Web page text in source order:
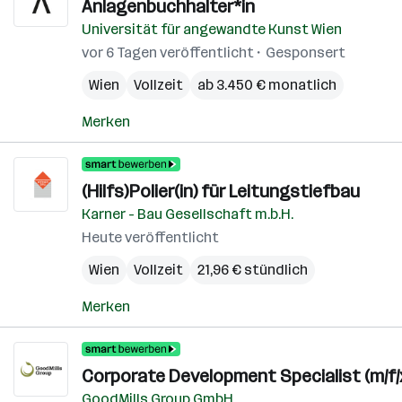
Anlagenbuchhalter*in
Universität für angewandte Kunst Wien
vor 6 Tagen veröffentlicht
Gesponsert
Wien
Vollzeit ab 3.450 € monatlich
Merken
(Hilfs)Polier(in) für Leitungstiefbau
Karner - Bau Gesellschaft m.b.H.
Heute veröffentlicht
Wien
Vollzeit 21,96 € stündlich
Merken
Corporate Development Specialist (m/f/